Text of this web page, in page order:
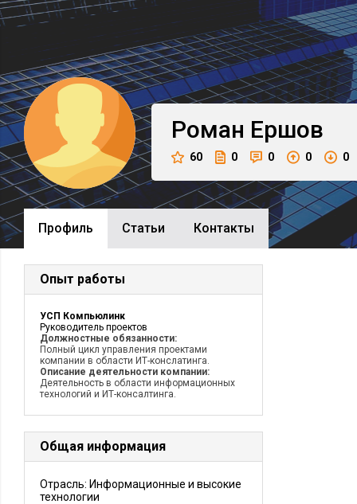
Роман Ершов
60 0 0 0 0
Профиль Cтатьи Контакты
Опыт работы
УСП Компьюлинк
Руководитель проектов
Должностные обязанности:
Полный цикл управления проектами
компании в области ИТ-конслатинга.
Описание деятельности компании:
Деятельность в области информационных
технологий и ИТ-консалтинга.
Общая информация
Отрасль: Информационные и высокие
технологии